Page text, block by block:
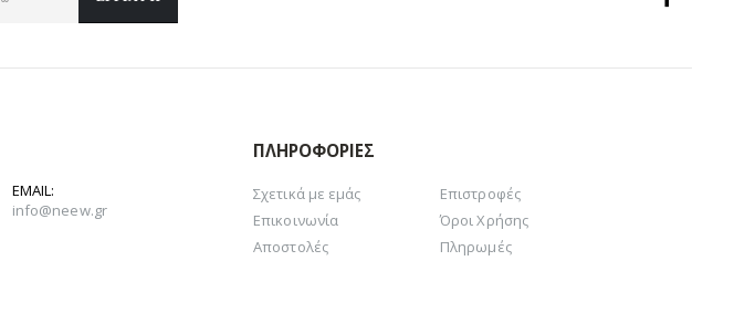
EMAIL:
info@neew.gr
ΠΛΗΡΟΦΟΡΊΕΣ
Σχετικά με εμάς
Επικοινωνία
Αποστολές
Επιστροφές
Όροι Χρήσης
Πληρωμές